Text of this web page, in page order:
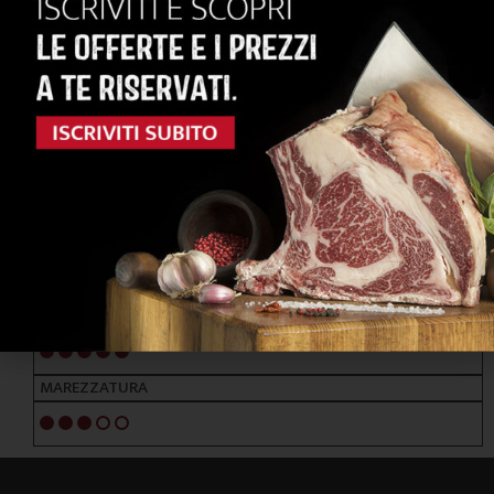
RAZZE PRINCIPALI
FRISONA BALTICA - HOLSTEIN
ALIMENTAZIONE
NOTE ORGANOLETTICHE
Morbido ed aromatico
MAREZZATURA
3/5